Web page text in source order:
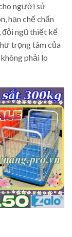
người sử
hạn chế chấn
đội ngũ thiết kế
trọng tâm của
phải lo